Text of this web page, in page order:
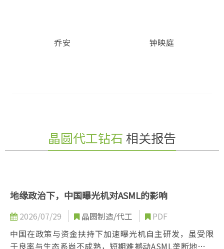
乔安 钟映庭
晶圆代工钻石相关报告
地缘政治下，中国曝光机对ASML的影响
2026/07/29 晶圆制造/代工
PDF
中国在政策与资金扶持下加速曝光机自主研发，虽受限
于良率与生态系尚不成熟，短期难撼动ASML垄断地位；